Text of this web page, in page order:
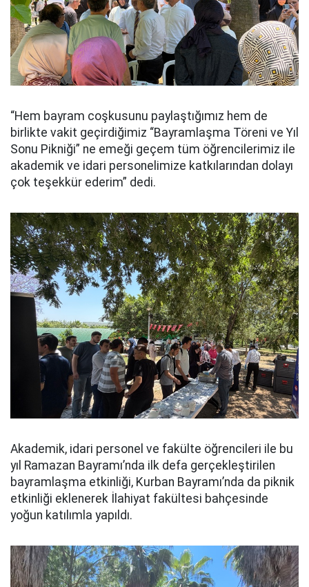
“Hem bayram coşkusunu paylaştığımız hem de
birlikte vakit geçirdiğimiz “Bayramlaşma Töreni ve Yıl
Sonu Pikniği” ne emeği geçem tüm öğrencilerimiz ile
akademik ve idari personelimize katkılarından dolayı
çok teşekkür ederim” dedi.
Akademik, idari personel ve fakülte öğrencileri ile bu
yıl Ramazan Bayramı’nda ilk defa gerçekleştirilen
bayramlaşma etkinliği, Kurban Bayramı’nda da piknik
etkinliği eklenerek İlahiyat fakültesi bahçesinde
yoğun katılımla yapıldı.